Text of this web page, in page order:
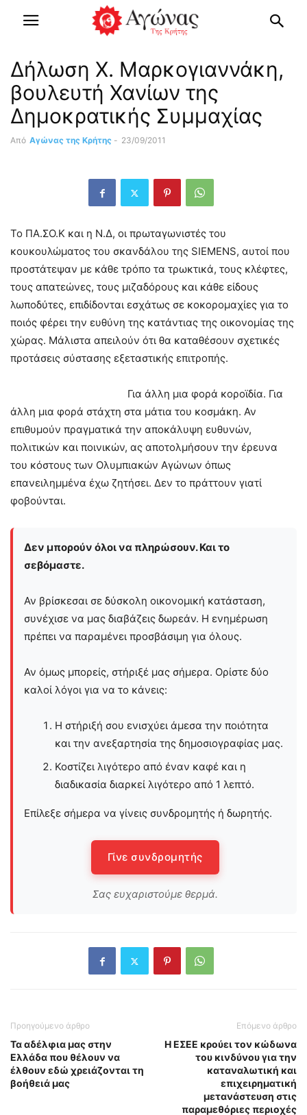
Δήλωση Χ. Μαρκογιαννάκη,
βουλευτή Χανίων της
Δημοκρατικής Συμμαχίας
Από Αγώνας της Κρήτης - 23/09/2011
Το ΠΑ.ΣΟ.Κ και η Ν.Δ, οι πρωταγωνιστές του
κουκουλώματος του σκανδάλου της SIEMENS, αυτοί που
προστάτεψαν με κάθε τρόπο τα τρωκτικά, τους κλέφτες,
τους απατεώνες, τους μιζαδόρους και κάθε είδους
λωποδύτες, επιδίδονται εσχάτως σε κοκορομαχίες για το
ποιός φέρει την ευθύνη της κατάντιας της οικονομίας της
χώρας. Μάλιστα απειλούν ότι θα καταθέσουν σχετικές
προτάσεις σύστασης εξεταστικής επιτροπής.
Για άλλη μια φορά κοροϊδία. Για
άλλη μια φορά στάχτη στα μάτια του κοσμάκη. Αν
επιθυμούν πραγματικά την αποκάλυψη ευθυνών,
πολιτικών και ποινικών, ας αποτολμήσουν την έρευνα
του κόστους των Ολυμπιακών Αγώνων όπως
επανειλημμένα έχω ζητήσει. Δεν το πράττουν γιατί
φοβούνται.
Δεν μπορούν όλοι να πληρώσουν. Και το
σεβόμαστε.
Αν βρίσκεσαι σε δύσκολη οικονομική κατάσταση,
συνέχισε να μας διαβάζεις δωρεάν. Η ενημέρωση
πρέπει να παραμένει προσβάσιμη για όλους.
Αν όμως μπορείς, στήριξέ μας σήμερα. Ορίστε δύο
καλοί λόγοι για να το κάνεις:
Η στήριξή σου ενισχύει άμεσα την ποιότητα
και την ανεξαρτησία της δημοσιογραφίας μας.
Κοστίζει λιγότερο από έναν καφέ και η
διαδικασία διαρκεί λιγότερο από 1 λεπτό.
Επίλεξε σήμερα να γίνεις συνδρομητής ή δωρητής.
Γίνε συνδρομητής
Σας ευχαριστούμε θερμά.
Προηγούμενο άρθρο
Τα αδέλφια μας στην
Ελλάδα που θέλουν να
έλθουν εδώ χρειάζονται τη
βοήθειά μας
Επόμενο άρθρο
H ΕΣΕΕ κρούει τον κώδωνα
του κινδύνου για την
καταναλωτική και
επιχειρηματική
μετανάστευση στις
παραμεθόριες περιοχές